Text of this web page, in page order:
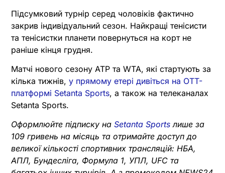
Підсумковий турнір серед чоловіків фактично
закрив індивідуальний сезон. Найкращі тенісисти
та тенісистки планети повернуться на корт не
раніше кінця грудня.
Матчі нового сезону ATP та WTA, які стартують за
кілька тижнів, у прямому етері дивіться на OTT-
платформі Setanta Sports, а також на телеканалах
Setanta Sports.
Оформлюйте підписку на Setanta Sports лише за
109 гривень на місяць та отримайте доступ до
великої кількості спортивних трансляцій: НБА,
АПЛ, Бундесліга, Формула 1, УПЛ, UFC та